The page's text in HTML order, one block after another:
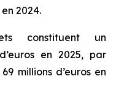
2024.
constituent un
en 2025, par
millions d’euros en